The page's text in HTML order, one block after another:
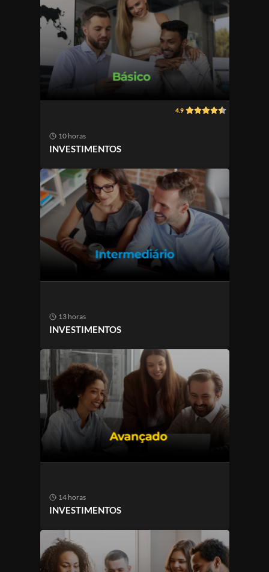
4.9
10 horas
INVESTIMENTOS
13 horas
INVESTIMENTOS
14 horas
INVESTIMENTOS